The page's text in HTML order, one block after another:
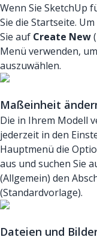
Wenn Sie SketchUp
Sie die Startseite.
Sie auf Create New
Menü verwenden,
auszuwählen.
Maßeinheit
Die in Ihrem Modell
jederzeit in den
Hauptmenü die
aus und suchen Sie
(Allgemein) den
(Standardvorlage).
Dateien und